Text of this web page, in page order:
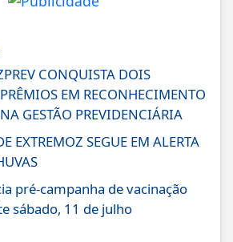
CONQUISTA DOIS
EM RECONHECIMENTO
GESTÃO PREVIDENCIÁRIA
EXTREMOZ SEGUE EM ALERTA
pré-campanha de vacinação
sábado, 11 de julho